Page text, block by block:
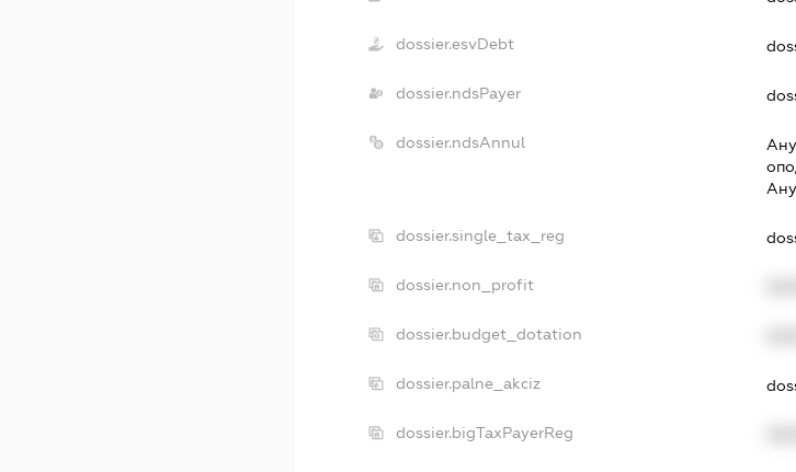
dossier.esvDebt
dossier.ndsPayer
dossier.ndsAnnul
dossier.single_tax_reg
dossier.non_profit
dossier.budget_dotation
dossier.palne_akciz
dossier.bigTaxPayerReg